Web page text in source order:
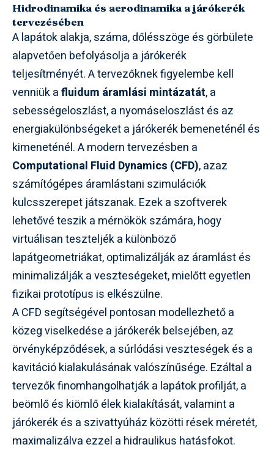
Hidrodinamika és aerodinamika a járókerék
tervezésében
A lapátok alakja, száma, dőlésszöge és görbülete
alapvetően befolyásolja a járókerék
teljesítményét. A tervezőknek figyelembe kell
venniük afluidum áramlási mintázatát, a
sebességeloszlást, a nyomáseloszlást és az
energiakülönbségeket a járókerék bemeneténél és
kimeneténél. A modern tervezésben a
Computational Fluid Dynamics (CFD), azaz
számítógépes áramlástani szimulációk
kulcsszerepet játszanak. Ezek a szoftverek
lehetővé teszik a mérnökök számára, hogy
virtuálisan teszteljék a különböző
lapátgeometriákat, optimalizálják az áramlást és
minimalizálják a veszteségeket, mielőtt egyetlen
fizikai prototípus is elkészülne.
A CFD segítségével pontosan modellezhető a
közeg viselkedése a járókerék belsejében, az
örvényképződések, a súrlódási veszteségek és a
kavitáció kialakulásának valószínűsége. Ezáltal a
tervezők finomhangolhatják a lapátok profilját, a
beömlő és kiömlő élek kialakítását, valamint a
járókerék és a szivattyúház közötti rések méretét,
maximalizálva ezzel a hidraulikus hatásfokot.